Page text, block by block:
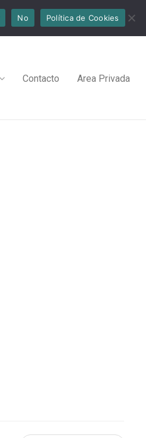
Contacto Area Privada
No Política de Cookies